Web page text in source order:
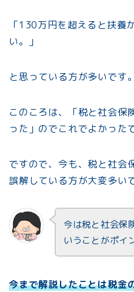
「130万円を超えると扶養
い。」
と思っている方が多いです。
このころは、「税と社会保
った」のでこれでよかった
ですので、今も、税と社会
誤解している方が大変多い
今は税と社会保
いうことがポイ
今まで解説したことは税金